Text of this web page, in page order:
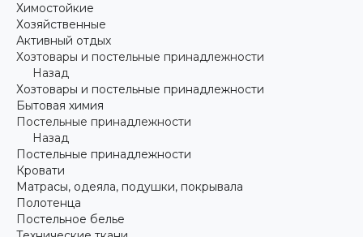
Химостойкие
Хозяйственные
Активный отдых
Хозтовары и постельные принадлежности
Назад
Хозтовары и постельные принадлежности
Бытовая химия
Постельные принадлежности
Назад
Постельные принадлежности
Кровати
Матрасы, одеяла, подушки, покрывала
Полотенца
Постельное белье